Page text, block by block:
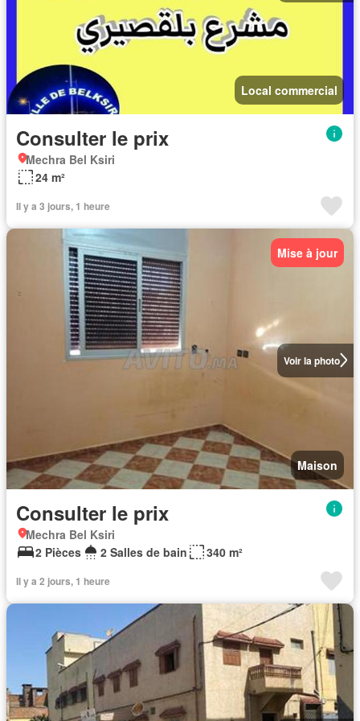
Local commercial
Consulter le prix
Mechra Bel Ksiri
24 m²
Il y a 3 jours, 1 heure
Voir la photo
Mise à jour
Maison
Consulter le prix
Mechra Bel Ksiri
2 Pièces
2 Salles de bain 340 m²
Il y a 2 jours, 1 heure